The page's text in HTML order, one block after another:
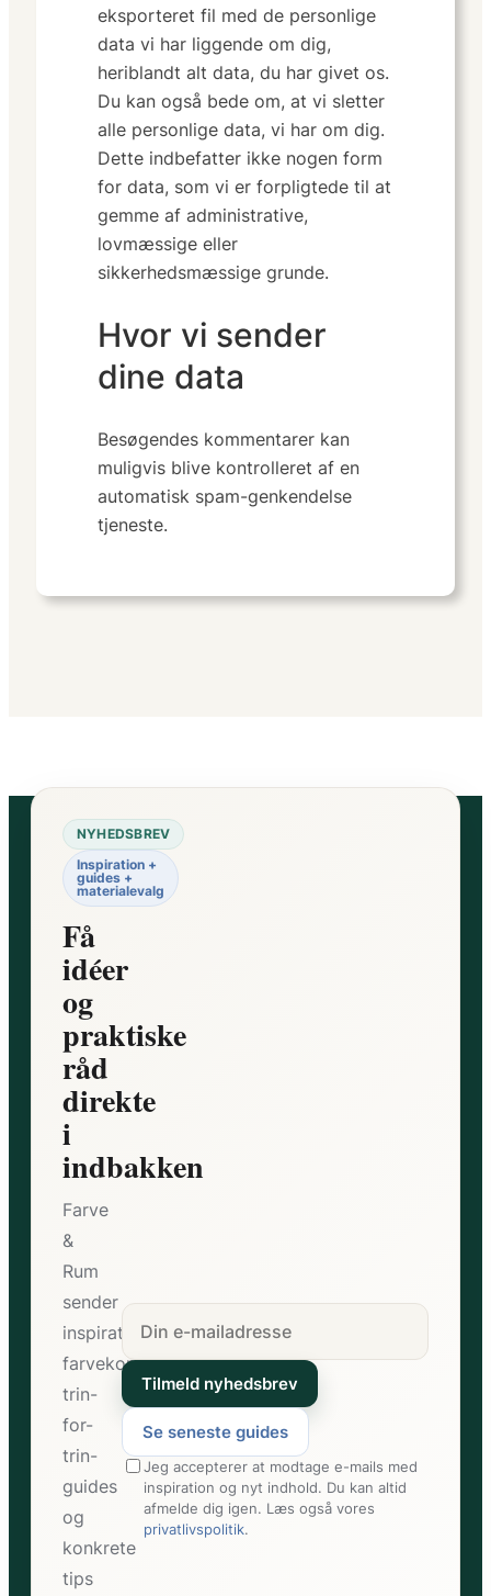
eksporteret fil med de personlige
data vi har liggende om dig,
heriblandt alt data, du har givet os.
Du kan også bede om, at vi sletter
alle personlige data, vi har om dig.
Dette indbefatter ikke nogen form
for data, som vi er forpligtede til at
gemme af administrative,
lovmæssige eller
sikkerhedsmæssige grunde.
Hvor vi sender
dine data
Besøgendes kommentarer kan
muligvis blive kontrolleret af en
automatisk spam-genkendelse
tjeneste.
NYHEDSBREV
Inspiration +
guides +
materialevalg
Få
idéer
og
praktiske
råd
direkte
i
indbakken
Farve
&
Rum
sender
inspiration,
farvekombinationer,
trin-
for-
trin-
guides
og
konkrete
tips
Tilmeld nyhedsbrev
Se seneste guides
Jeg accepterer at modtage e-mails med
inspiration og nyt indhold. Du kan altid
afmelde dig igen. Læs også vores
privatlivspolitik.